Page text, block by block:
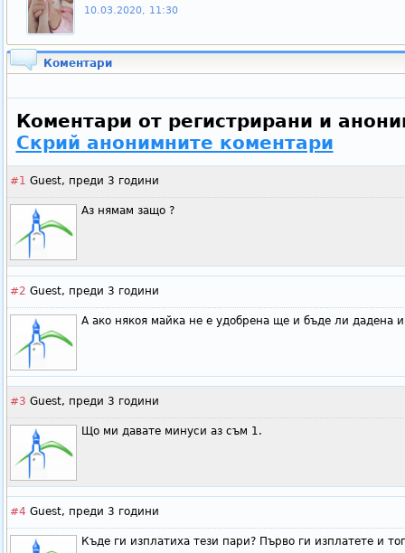
10.03.2020, 11:30
Коментари
Коментари от регистрирани и
Скрий анонимните коментари
#1 Guest, преди 3 години
Аз нямам защо ?
#2 Guest, преди 3 години
А ако някоя майка не е удобрена ще и бъде ли дадена
#3 Guest, преди 3 години
Що ми давате минуси аз съм 1.
#4 Guest, преди 3 години
Къде ги изплатиха тези пари? Първо ги изплатете и